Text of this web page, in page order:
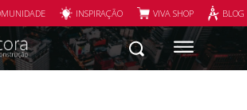
INSPIRAÇÃO VIVA SHOP